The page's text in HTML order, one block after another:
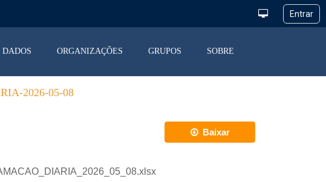
DADOS ORGANIZAÇÕES GRUPOS SOBRE
2026-05-08
Baixar